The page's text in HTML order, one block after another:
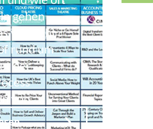
gehen
versucht
rund um
der
von …